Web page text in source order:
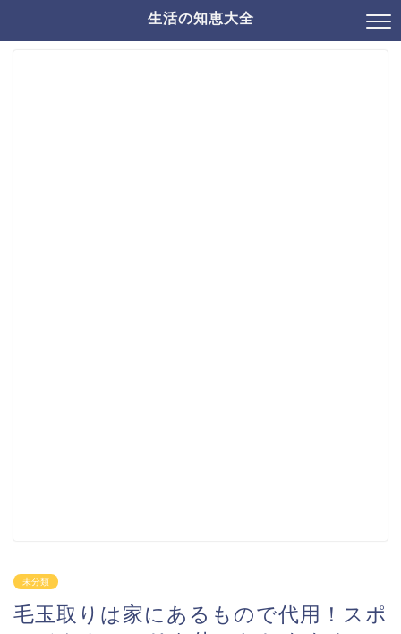
生活の知恵大全
未分類
毛玉取りは家にあるもので代用！スポ